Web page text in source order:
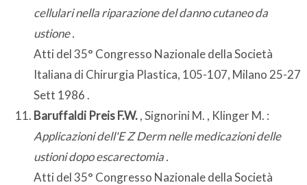
cellulari nella riparazione del danno cutaneo da
ustione .
Atti del 35° Congresso Nazionale della Società
Italiana di Chirurgia Plastica, 105-107, Milano 25-27
Sett 1986 .
Baruffaldi Preis F.W., Signorini M. , Klinger M. :
Applicazioni dell'E Z Derm nelle medicazioni delle
ustioni dopo escarectomia .
Atti del 35° Congresso Nazionale della Società